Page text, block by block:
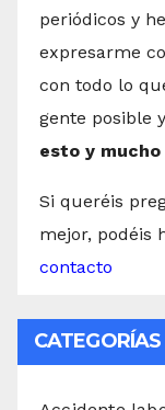
periódicos y
expresarme
con todo lo
gente posible
esto y mucho
Si queréis
mejor, podéis
contacto
CATEGORÍAS